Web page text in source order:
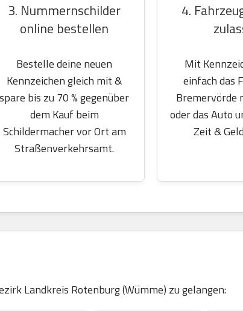
3. Nummernschilder
online bestellen
Bestelle deine neuen
Kennzeichen gleich mit &
spare bis zu 70 % gegenüber
dem Kauf beim
Schildermacher vor Ort am
Straßenverkehrsamt.
4.
Mit
einfach das
Bremervörde
oder das Auto
Zeit &
Landkreis Rotenburg (Wümme) zu gelangen: